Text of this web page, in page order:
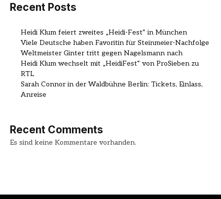
Recent Posts
Heidi Klum feiert zweites „Heidi-Fest“ in München
Viele Deutsche haben Favoritin für Steinmeier-Nachfolge
Weltmeister Ginter tritt gegen Nagelsmann nach
Heidi Klum wechselt mit „HeidiFest“ von ProSieben zu
RTL
Sarah Connor in der Waldbühne Berlin: Tickets, Einlass,
Anreise
Recent Comments
Es sind keine Kommentare vorhanden.